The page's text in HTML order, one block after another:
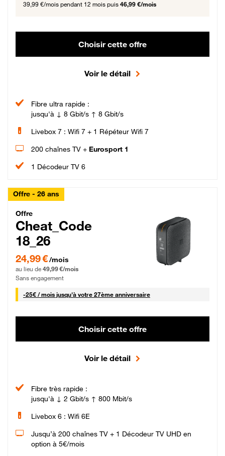
39,99 €/mois pendant 12 mois puis 46,99 €/mois
Choisir cette offre
Voir le détail
Fibre ultra rapide :
jusqu'à ↓ 8 Gbit/s ↑ 8 Gbit/s
Livebox 7 : Wifi 7 + 1 Répéteur Wifi 7
200 chaînes TV + Eurosport 1
1 Décodeur TV 6
Offre - 26 ans
Cheat_Code Fibre_18_26
Offre
Cheat_Code
18_26
24,99 € par mois pendant 0 mois puis 49,99 € par mois, Sans engagement
24,99 €/mois
au lieu de 49,99 €/mois
Sans engagement
-25€ / mois25 € par mois
jusqu'à votre 27ème anniversaire
Choisir cette offre
Voir le détail
Fibre très rapide :
jusqu'à ↓ 2 Gbit/s ↑ 800 Mbit/s
Livebox 6 : Wifi 6E
Jusqu’à 200 chaînes TV + 1 Décodeur TV UHD en
option à 5€/mois